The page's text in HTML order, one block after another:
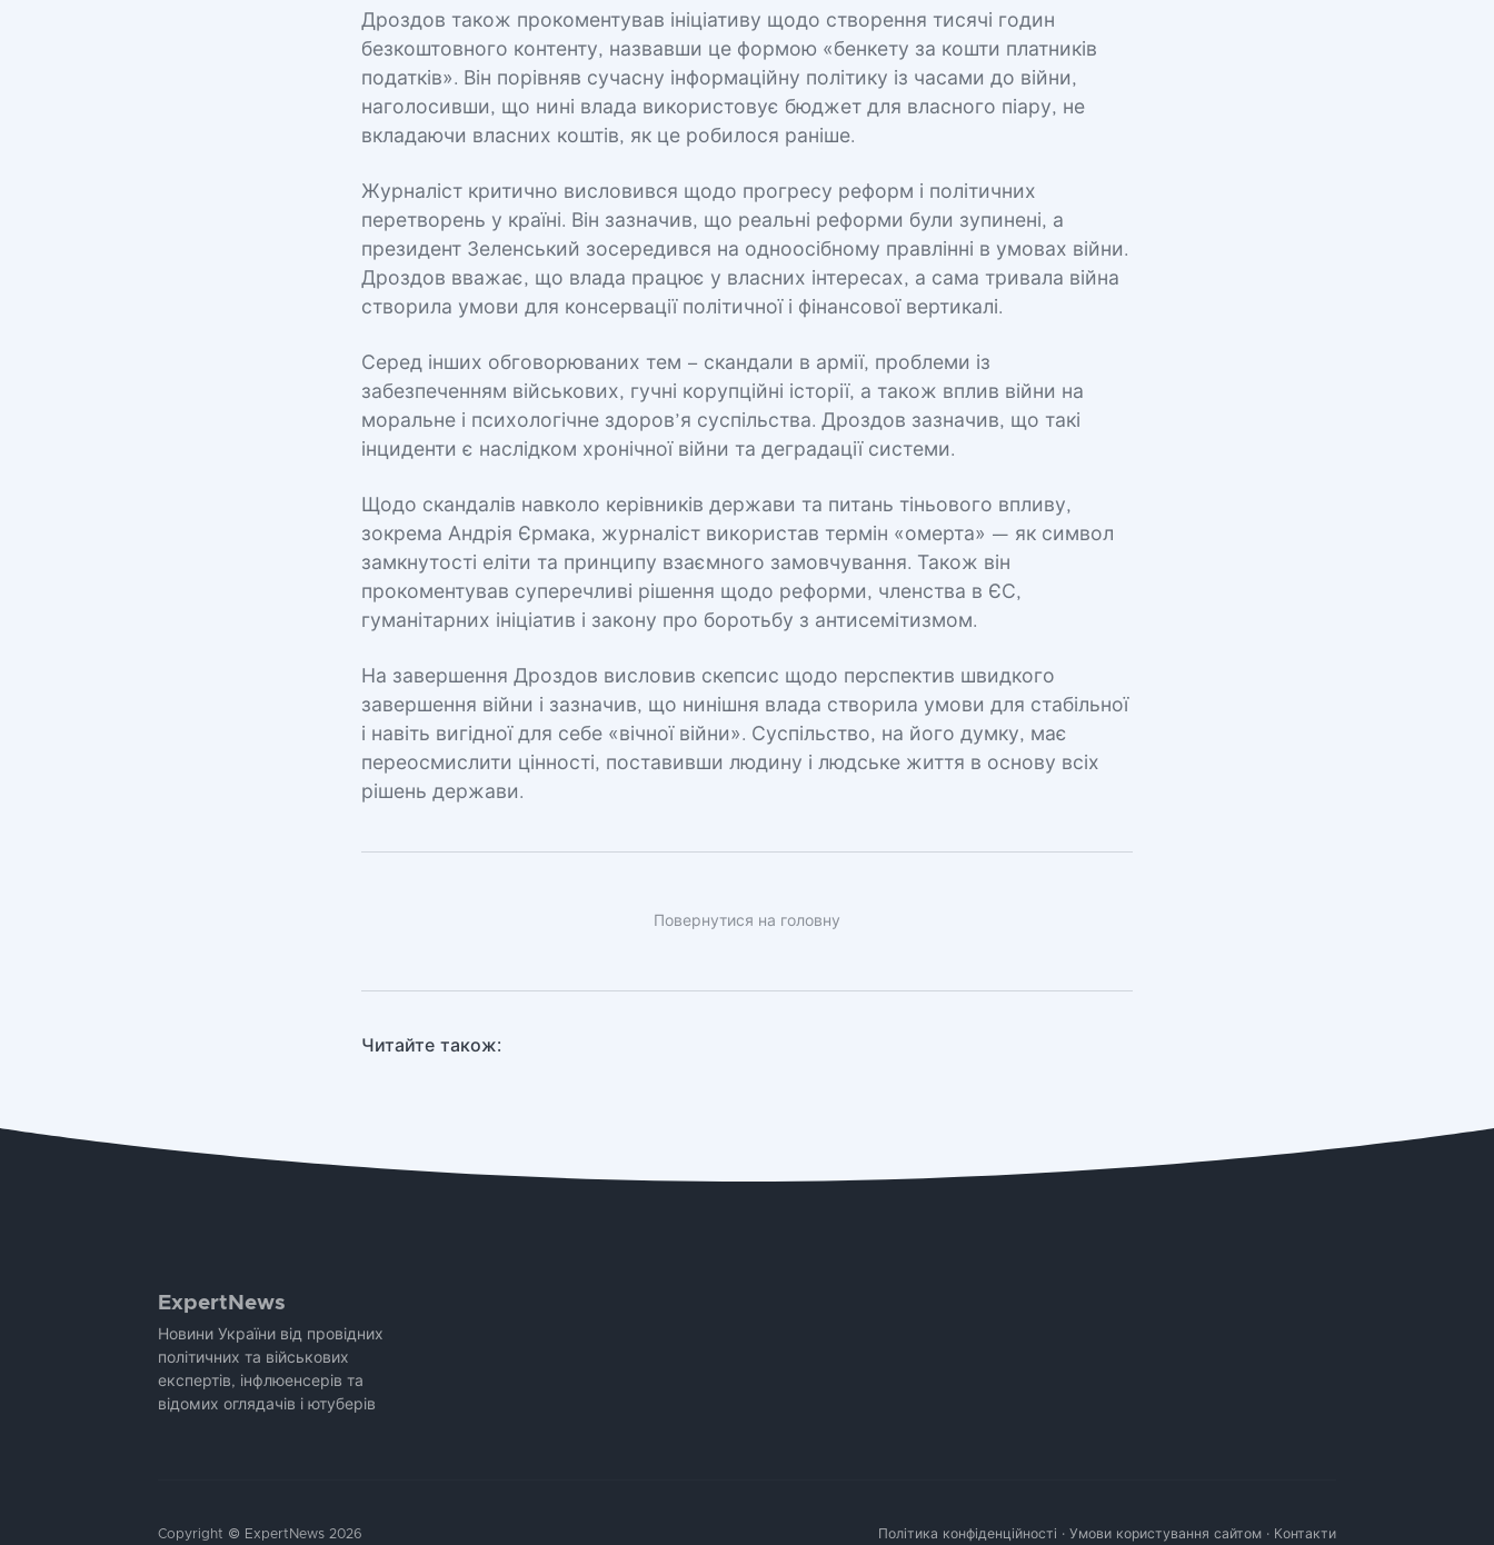
Дроздов також прокоментував ініціативу щодо створення тисячі годин
безкоштовного контенту, назвавши це формою «бенкету за кошти платників
податків». Він порівняв сучасну інформаційну політику із часами до війни,
наголосивши, що нині влада використовує бюджет для власного піару, не
вкладаючи власних коштів, як це робилося раніше.
Журналіст критично висловився щодо прогресу реформ і політичних
перетворень у країні. Він зазначив, що реальні реформи були зупинені, а
президент Зеленський зосередився на одноосібному правлінні в умовах війни.
Дроздов вважає, що влада працює у власних інтересах, а сама тривала війна
створила умови для консервації політичної і фінансової вертикалі.
Серед інших обговорюваних тем – скандали в армії, проблеми із
забезпеченням військових, гучні корупційні історії, а також вплив війни на
моральне і психологічне здоров’я суспільства. Дроздов зазначив, що такі
інциденти є наслідком хронічної війни та деградації системи.
Щодо скандалів навколо керівників держави та питань тіньового впливу,
зокрема Андрія Єрмака, журналіст використав термін «омерта» — як символ
замкнутості еліти та принципу взаємного замовчування. Також він
прокоментував суперечливі рішення щодо реформи, членства в ЄС,
гуманітарних ініціатив і закону про боротьбу з антисемітизмом.
На завершення Дроздов висловив скепсис щодо перспектив швидкого
завершення війни і зазначив, що нинішня влада створила умови для стабільної
і навіть вигідної для себе «вічної війни». Суспільство, на його думку, має
переосмислити цінності, поставивши людину і людське життя в основу всіх
рішень держави.
Повернутися на головну
Читайте також:
ExpertNews
Новини України від провідних
політичних та військових
експертів, інфлюенсерів та
відомих оглядачів і ютуберів
Copyright © ExpertNews 2026 Політика конфіденційності · Умови користування сайтом · Контакти